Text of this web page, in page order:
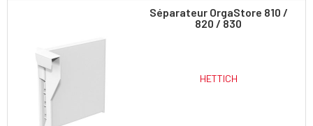
Séparateur OrgaStore 810 /
820 / 830
HETTICH